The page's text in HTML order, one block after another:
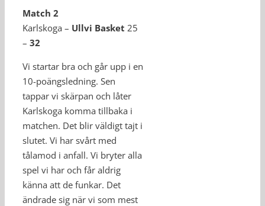
Match 2
Karlskoga – Ullvi Basket 25
– 32
Vi startar bra och går upp i en
10-poängsledning. Sen
tappar vi skärpan och låter
Karlskoga komma tillbaka i
matchen. Det blir väldigt tajt i
slutet. Vi har svårt med
tålamod i anfall. Vi bryter alla
spel vi har och får aldrig
känna att de funkar. Det
ändrade sig när vi som mest